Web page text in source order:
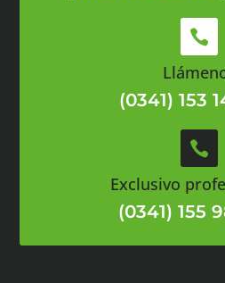

(0341) 153

Exclusivo
(0341) 155